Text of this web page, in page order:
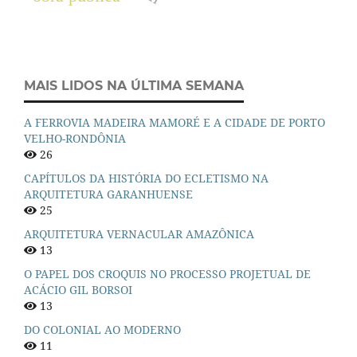
MAIS LIDOS NA ÚLTIMA SEMANA
A FERROVIA MADEIRA MAMORÉ E A CIDADE DE PORTO
VELHO-RONDÔNIA
26
CAPÍTULOS DA HISTÓRIA DO ECLETISMO NA
ARQUITETURA GARANHUENSE
25
ARQUITETURA VERNACULAR AMAZÔNICA
13
O PAPEL DOS CROQUIS NO PROCESSO PROJETUAL DE
ACÁCIO GIL BORSOI
13
DO COLONIAL AO MODERNO
11